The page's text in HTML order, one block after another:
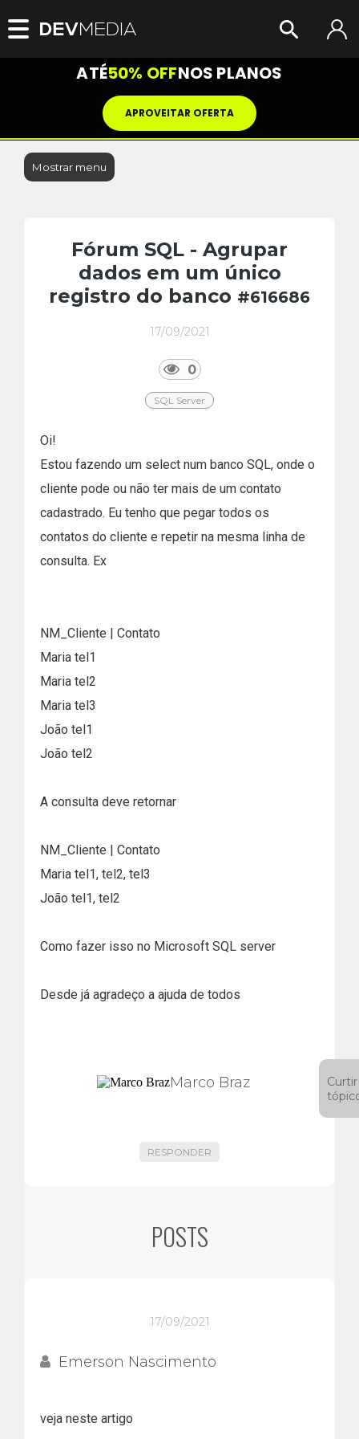
ATÉ50% OFFNOS PLANOS
APROVEITAR OFERTA
Mostrar menu
Fórum SQL - Agrupar
dados em um único
registro do banco #616686
17/09/2021
0
SQL Server
Oi!
Estou fazendo um select num banco SQL, onde o
cliente pode ou não ter mais de um contato
cadastrado. Eu tenho que pegar todos os
contatos do cliente e repetir na mesma linha de
consulta. Ex
NM_Cliente | Contato
Maria tel1
Maria tel2
Maria tel3
João tel1
João tel2
A consulta deve retornar
NM_Cliente | Contato
Maria tel1, tel2, tel3
João tel1, tel2
Como fazer isso no Microsoft SQL server
Desde já agradeço a ajuda de todos
Marco Braz
Curtir
RESPONDER
POSTS
17/09/2021
Emerson Nascimento
veja neste artigo